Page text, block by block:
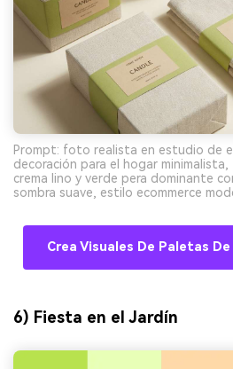
Prompt: foto realista en estudio de
decoración para el hogar minimalista,
crema lino y verde pera dominante
sombra suave, estilo ecommerce
Crea Visuales De Paletas
6) Fiesta en el Jardín